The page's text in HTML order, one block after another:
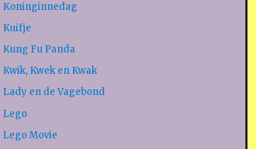
Koninginnedag
Kuifje
Kung Fu Panda
Kwik, Kwek en Kwak
Lady en de Vagebond
Lego
Lego Movie